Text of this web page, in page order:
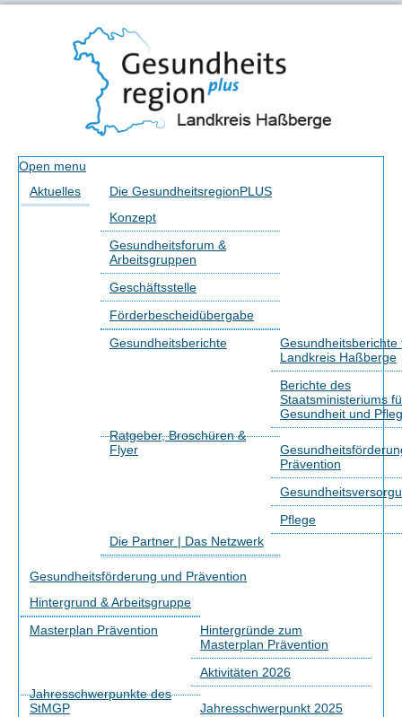
Open menu
Aktuelles
Die GesundheitsregionPLUS
Konzept
Gesundheitsforum &
Arbeitsgruppen
Geschäftsstelle
Förderbescheidübergabe
Gesundheitsberichte
Gesundheitsberichte
Landkreis Haßberge
Berichte des
Staatsministeriums
Gesundheit und
Ratgeber, Broschüren &
Flyer
Prävention
Pflege
Die Partner | Das Netzwerk
Gesundheitsförderung und Prävention
Hintergrund & Arbeitsgruppe
Masterplan Prävention
Hintergründe zum
Masterplan Prävention
Aktivitäten 2026
Jahresschwerpunkte des
StMGP
Jahresschwerpunkt 2025